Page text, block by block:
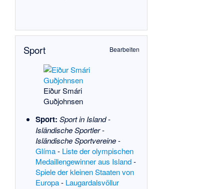
Bearbeiten
Sport
Eiður Smári
Guðjohnsen
Sport: Sport in Island-
Isländische Sportler-
Isländische Sportvereine-
Glíma- Liste der olympischen
Medaillengewinner aus Island-
Spiele der kleinen Staaten von
Europa- Laugardalsvöllur